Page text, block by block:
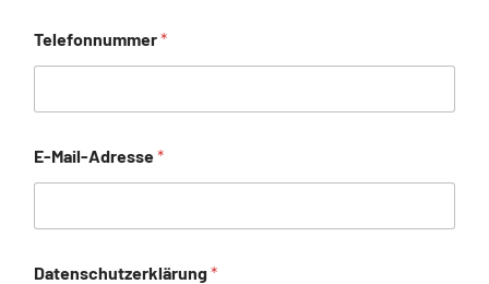
Telefonnummer*
E-Mail-Adresse*
Datenschutzerklärung*